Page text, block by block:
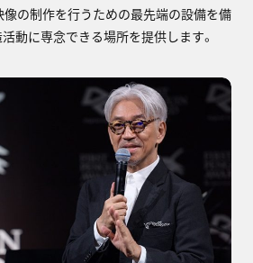
像の制作を行うための最先端の設備を備
動に専念できる場所を提供します。